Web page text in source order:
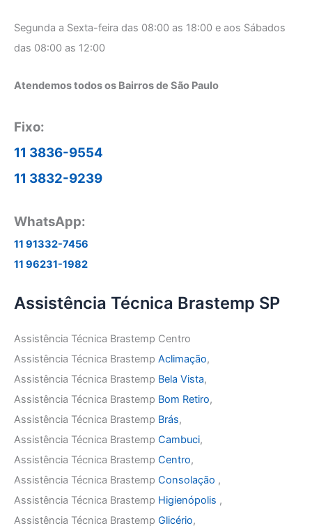
Segunda a Sexta-feira das 08:00 as 18:00 e aos Sábados
das 08:00 as 12:00
Atendemos todos os Bairros de São Paulo
Fixo:
11 3836-9554
11 3832-9239
WhatsApp:
11 91332-7456
11 96231-1982
Assistência Técnica Brastemp SP
Assistência Técnica Brastemp Centro
Assistência Técnica Brastemp Aclimação,
Assistência Técnica Brastemp Bela Vista,
Assistência Técnica Brastemp Bom Retiro,
Assistência Técnica Brastemp Brás,
Assistência Técnica Brastemp Cambuci,
Assistência Técnica Brastemp Centro,
Assistência Técnica Brastemp Consolação ,
Assistência Técnica Brastemp Higienópolis ,
Assistência Técnica Brastemp Glicério,